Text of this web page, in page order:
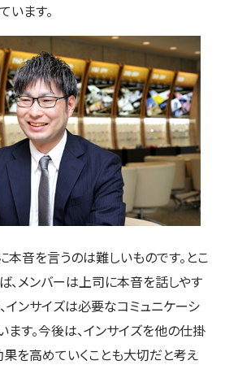
います。
本音を言うのは難しいものです。とこ
、メンバーは上司に本音を話しやす
インサイズは必要なコミュニケーシ
ます。今後は、インサイズを他の仕掛
果を高めていくことも大切だと考え